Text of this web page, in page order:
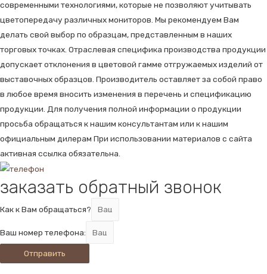
современными технологиями, которые не позволяют учитывать
цветопередачу различных мониторов. Мы рекомендуем Вам
делать свой выбор по образцам, представленным в наших
торговых точках. Отраслевая специфика производства продукции
допускает отклонения в цветовой гамме отгружаемых изделий от
выставочных образцов. Производитель оставляет за собой право
в любое время вносить изменения в перечень и спецификацию
продукции. Для получения полной информации о продукции
просьба обращаться к нашим консультантам или к нашим
официальным дилерам При использовании материалов с сайта
активная ссылка обязательна.
заказать обратный звонок
Как к Вам обращаться?
Ваш номер телефона:
Отправить